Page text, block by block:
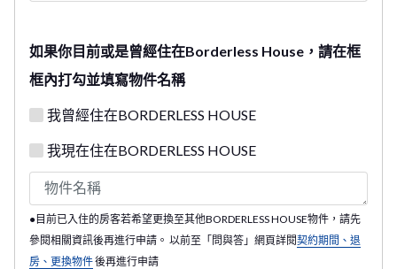
如果你目前或是曾經住在Borderless House，請在框
框內打勾並填寫物件名稱
我曾經住在BORDERLESS HOUSE
我現在住在BORDERLESS HOUSE
●目前已入住的房客若希望更換至其他BORDERLESS HOUSE物件，請先
參閱相關資訊後再進行申請。 以前至「問與答」網頁詳閱契約期間、退
房、更換物件後再進行申請